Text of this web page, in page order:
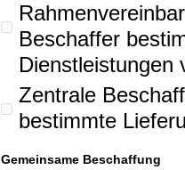
Beschaffer
Dienstleistungen
Zentrale
bestimmte
Gemeinsame Beschaffung